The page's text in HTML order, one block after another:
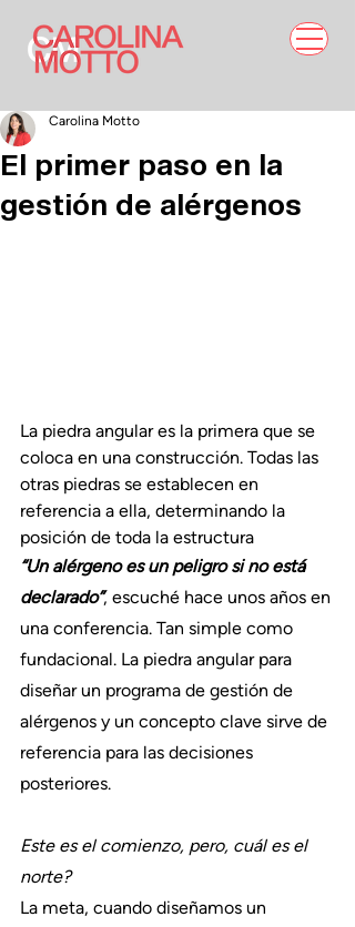
El primer paso en la
gestión de alérgenos
Carolina Motto
La piedra angular es la primera que se
coloca en una construcción. Todas las
otras piedras se establecen en
referencia a ella, determinando la
posición de toda la estructura
“Un alérgeno es un peligro si no está
declarado”, escuché hace unos años en
una conferencia. Tan simple como
fundacional. La piedra angular para
diseñar un programa de gestión de
alérgenos y un concepto clave sirve de
referencia para las decisiones
posteriores.
Este es el comienzo, pero, cuál es el
norte?
La meta, cuando diseñamos un